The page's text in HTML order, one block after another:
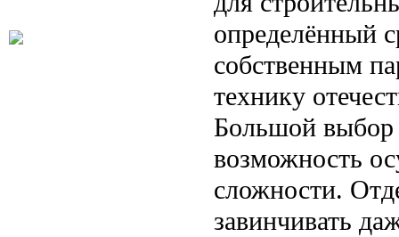
определённый
собственным
технику
Большой выбор
возможность
сложности.
завинчивать